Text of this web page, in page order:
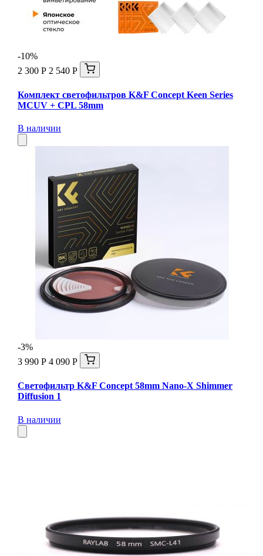
-10%
2 300 Р 2 540 Р
Комплект светофильтров K&F Concept Keen Series
MCUV + CPL 58mm
В наличии
-3%
3 990 Р 4 090 Р
Светофильтр K&F Concept 58mm Nano-X Shimmer
Diffusion 1
В наличии